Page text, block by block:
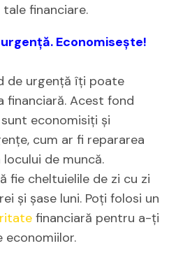
financiare.
Economisește!
de urgență îți poate
Acest fond
economisiți și
cum ar fi repararea
de muncă.
fie cheltuielile de zi cu zi
și șase luni. Poți folosi un
financiară pentru a-ți
economiilor.